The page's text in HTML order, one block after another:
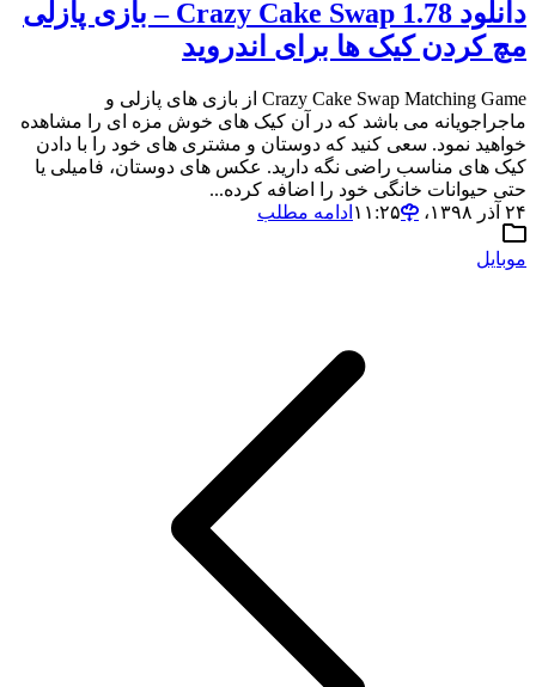
دانلود Crazy Cake Swap 1.78 – بازی پازلی
مچ کردن کیک ها برای اندروید
Crazy Cake Swap Matching Game از بازی های پازلی و
ماجراجویانه می باشد که در آن کیک های خوش مزه ای را مشاهده
خواهید نمود. سعی کنید که دوستان و مشتری های خود را با دادن
کیک های مناسب راضی نگه دارید. عکس های دوستان، فامیلی یا
حتی حیوانات خانگی خود را اضافه کرده...
۲۴ آذر ۱۳۹۸،‏ ۱۱:۲۵
ادامه مطلب
موبایل